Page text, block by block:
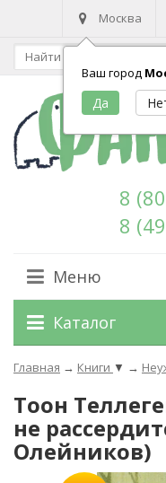
Москва
Ваш город
8
8
Меню
Каталог
Главная → Книги ▼ →
Тоон
не
Олейников)